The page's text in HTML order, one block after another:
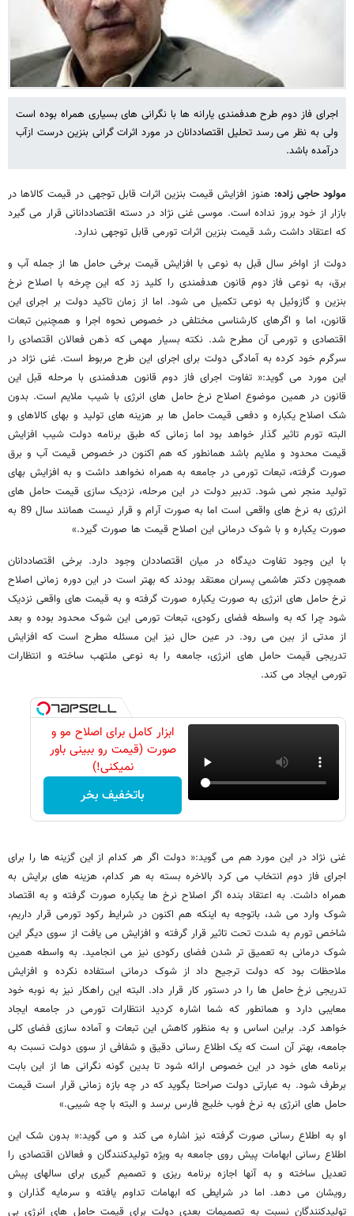
اجرای فاز دوم طرح هدفمندی یارانه ها با نگرانی های بسیاری همراه بوده است
ولی به نظر می رسد تحلیل اقتصاددانان در مورد اثرات گرانی بنزین درست ازآب
درآمده باشد.
مولود حاجی زاده: هنوز افزایش قیمت بنزین اثرات قابل توجهی در قیمت کالاها در
بازار از خود بروز نداده است. موسی غنی نژاد در دسته اقتصاددانانی قرار می گیرد
که اعتقاد داشت رشد قیمت بنزین اثرات تورمی قابل توجهی ندارد.
دولت از اواخر سال قبل به نوعی با افزایش قیمت برخی حامل ها از جمله آب و
برق، به نوعی فاز دوم قانون هدفمندی را کلید زد که این چرخه با اصلاح نرخ
بنزین و گازوئیل به نوعی تکمیل می شود. اما از زمان تاکید دولت بر اجرای این
قانون، اما و اگرهای کارشناسی مختلفی در خصوص نحوه اجرا و همچنین تبعات
اقتصادی و تورمی آن مطرح شد. نکته بسیار مهمی که ذهن فعالان اقتصادی را
سرگرم خود کرده به آمادگی دولت برای اجرای این طرح مربوط است. غنی نژاد در
این مورد می گوید:« تفاوت اجرای فاز دوم قانون هدفمندی با مرحله قبل این
قانون در همین موضوع اصلاح نرخ حامل های انرژی با شیب ملایم است. بدون
شک اصلاح یکباره و دفعی قیمت حامل ها بر هزینه های تولید و بهای کالاهای و
البته تورم تاثیر گذار خواهد بود اما زمانی که طبق برنامه دولت شیب افزایش
قیمت محدود و ملایم باشد همانطور که هم اکنون در خصوص قیمت آب و برق
صورت گرفته، تبعات تورمی در جامعه به همراه نخواهد داشت و به افزایش بهای
تولید منجر نمی شود. تدبیر دولت در این مرحله، نزدیک سازی قیمت حامل های
انرژی به نرخ های واقعی است اما به صورت آرام و قرار نیست همانند سال 89 به
صورت یکباره و با شوک درمانی این اصلاح قیمت ها صورت گیرد.»
با این وجود تفاوت دیدگاه در میان اقتصاددان وجود دارد. برخی اقتصاددانان
همچون دکتر هاشمی پسران معتقد بودند که بهتر است در این دوره زمانی اصلاح
نرخ حامل های انرژی به صورت یکباره صورت گرفته و به قیمت های واقعی نزدیک
شود چرا که به واسطه فضای رکودی، تبعات تورمی این شوک محدود بوده و بعد
از مدتی از بین می رود. در عین حال نیز این مسئله مطرح است که افزایش
تدریجی قیمت حامل های انرژی، جامعه را به نوعی ملتهب ساخته و انتظارات
تورمی ایجاد می کند.
ابزار کامل برای اصلاح مو و
صورت (قیمت رو ببینی باور
نمیکنی!)
باتخفیف بخر
غنی نژاد در این مورد هم می گوید:« دولت اگر هر کدام از این گزینه ها را برای
اجرای فاز دوم انتخاب می کرد بالاخره بسته به هر کدام، هزینه های برایش به
همراه داشت. به اعتقاد بنده اگر اصلاح نرخ ها یکباره صورت گرفته و به اقتصاد
شوک وارد می شد، باتوجه به اینکه هم اکنون در شرایط رکود تورمی قرار داریم،
شاخص تورم به شدت تحت تاثیر قرار گرفته و افزایش می یافت از سوی دیگر این
شوک درمانی به تعمیق تر شدن فضای رکودی نیز می انجامید. به واسطه همین
ملاحظات بود که دولت ترجیح داد از شوک درمانی استفاده نکرده و افزایش
تدریجی نرخ حامل ها را در دستور کار قرار داد. البته این راهکار نیز به نوبه خود
معایبی دارد و همانطور که شما اشاره کردید انتظارات تورمی در جامعه ایجاد
خواهد کرد. براین اساس و به منظور کاهش این تبعات و آماده سازی فضای کلی
جامعه، بهتر آن است که یک اطلاع رسانی دقیق و شفافی از سوی دولت نسبت به
برنامه های خود در این خصوص ارائه شود تا بدین گونه نگرانی ها از این بابت
برطرف شود. به عبارتی دولت صراحتا بگوید که در چه بازه زمانی قرار است قیمت
حامل های انرژی به نرخ فوب خلیج فارس برسد و البته با چه شیبی.»
او به اطلاع رسانی صورت گرفته نیز اشاره می کند و می گوید:« بدون شک این
اطلاع رسانی ابهامات پیش روی جامعه به ویژه تولیدکنندگان و فعالان اقتصادی را
تعدیل ساخته و به آنها اجازه برنامه ریزی و تصمیم گیری برای سالهای پیش
رویشان می دهد. اما در شرایطی که ابهامات تداوم یافته و سرمایه گذاران و
تولیدکنندگان نسبت به تصمیمات بعدی دولت برای قیمت حامل های انرژی بی